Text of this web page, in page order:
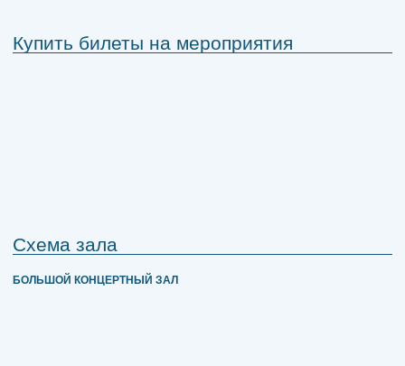
Купить билеты на мероприятия
Схема зала
БОЛЬШОЙ КОНЦЕРТНЫЙ ЗАЛ